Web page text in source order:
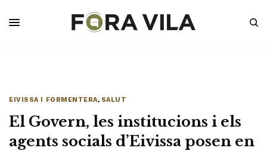
EIVISSA I FORMENTERA, SALUT
El Govern, les institucions i els
agents socials d’Eivissa posen en